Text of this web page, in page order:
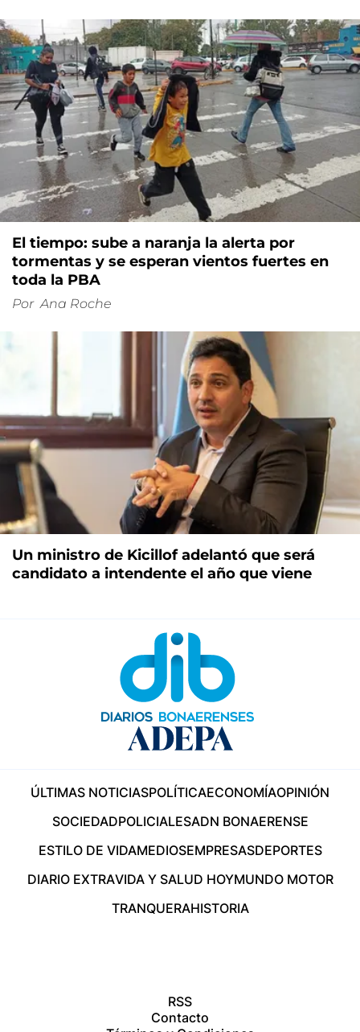
El tiempo: sube a naranja la alerta por
tormentas y se esperan vientos fuertes en
toda la PBA
Por Ana Roche
Un ministro de Kicillof adelantó que será
candidato a intendente el año que viene
ÚLTIMAS NOTICIASPOLÍTICAECONOMÍAOPINIÓN
SOCIEDADPOLICIALESADN BONAERENSE
ESTILO DE VIDAMEDIOSEMPRESASDEPORTES
DIARIO EXTRAVIDA Y SALUD HOYMUNDO MOTOR
TRANQUERAHISTORIA
RSS
Contacto